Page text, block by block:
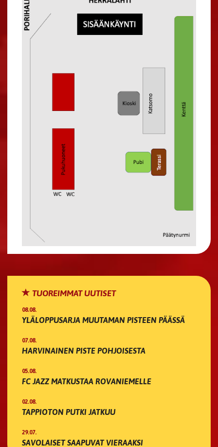
TUOREIMMAT UUTISET
08.08.
YLÄLOPPUSARJA MUUTAMAN PISTEEN PÄÄSSÄ
07.08.
HARVINAINEN PISTE POHJOISESTA
05.08.
FC JAZZ MATKUSTAA ROVANIEMELLE
02.08.
TAPPIOTON PUTKI JATKUU
29.07.
SAVOLAISET SAAPUVAT VIERAAKSI